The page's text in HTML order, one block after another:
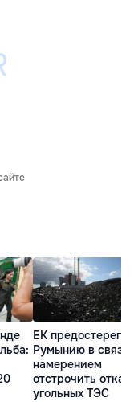
ЕК предостерегла
Румынию в связи
намерением
отстрочить отказ
угольных ТЭС